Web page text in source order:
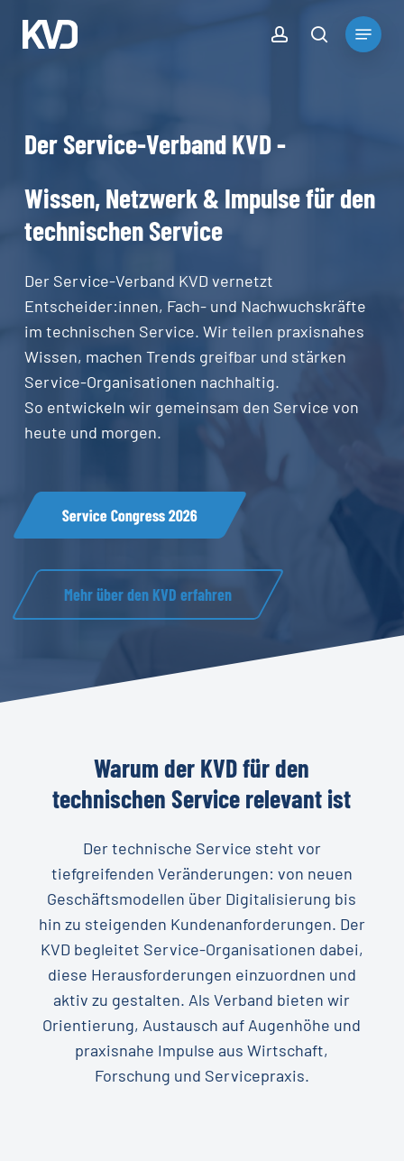
search
Menu
DerService-VerbandKVD-
Wissen,Netzwerk& Impulsefürden
technischenService
Der Service-Verband KVD vernetzt
Entscheider:innen, Fach- und Nachwuchskräfte
im technischen Service. Wir teilen praxisnahes
Wissen, machen Trends greifbar und stärken
Service-Organisationen nachhaltig.
So entwickeln wir gemeinsam den Service von
heute und morgen.
Service Congress 2026
Mehr über den KVD erfahren
Warum der KVDfürden
technischen Service relevantist
Der technische Service steht vor
tiefgreifenden Veränderungen: von neuen
Geschäftsmodellen über Digitalisierung bis
hin zu steigenden Kundenanforderungen. Der
KVD begleitet Service-Organisationen dabei,
diese Herausforderungen einzuordnen und
aktiv zu gestalten. Als Verband bieten wir
Orientierung, Austausch auf Augenhöhe und
praxisnahe Impulse aus Wirtschaft,
Forschung und Servicepraxis.
Close